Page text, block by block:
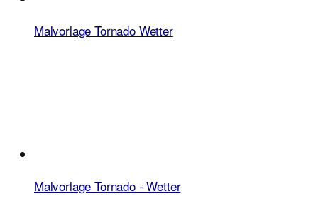
Malvorlage Tornado Wetter
Malvorlage Tornado - Wetter